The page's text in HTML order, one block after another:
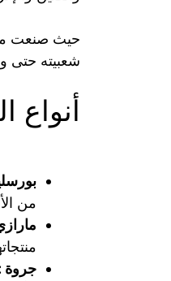
حيث صنعت
شعبيته حتى
أنواع
من
جروة